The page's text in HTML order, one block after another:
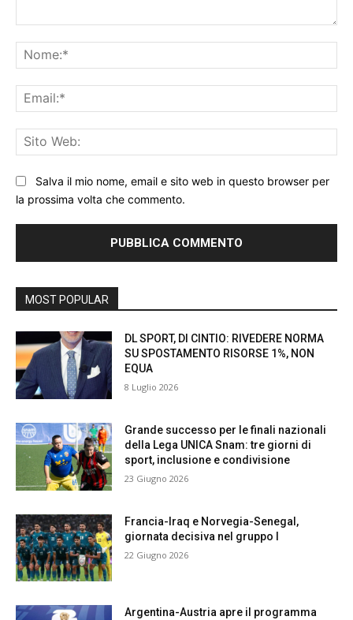
Salva il mio nome, email e sito web in questo browser per
la prossima volta che commento.
MOST POPULAR
DL SPORT, DI CINTIO: RIVEDERE NORMA
SU SPOSTAMENTO RISORSE 1%, NON
EQUA
8 Luglio 2026
Grande successo per le finali nazionali
della Lega UNICA Snam: tre giorni di
sport, inclusione e condivisione
23 Giugno 2026
Francia-Iraq e Norvegia-Senegal,
giornata decisiva nel gruppo I
22 Giugno 2026
Argentina-Austria apre il programma